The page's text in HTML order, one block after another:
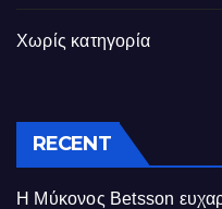
Χωρίς κατηγορία
RECENT
Η Μύκονος Betsson